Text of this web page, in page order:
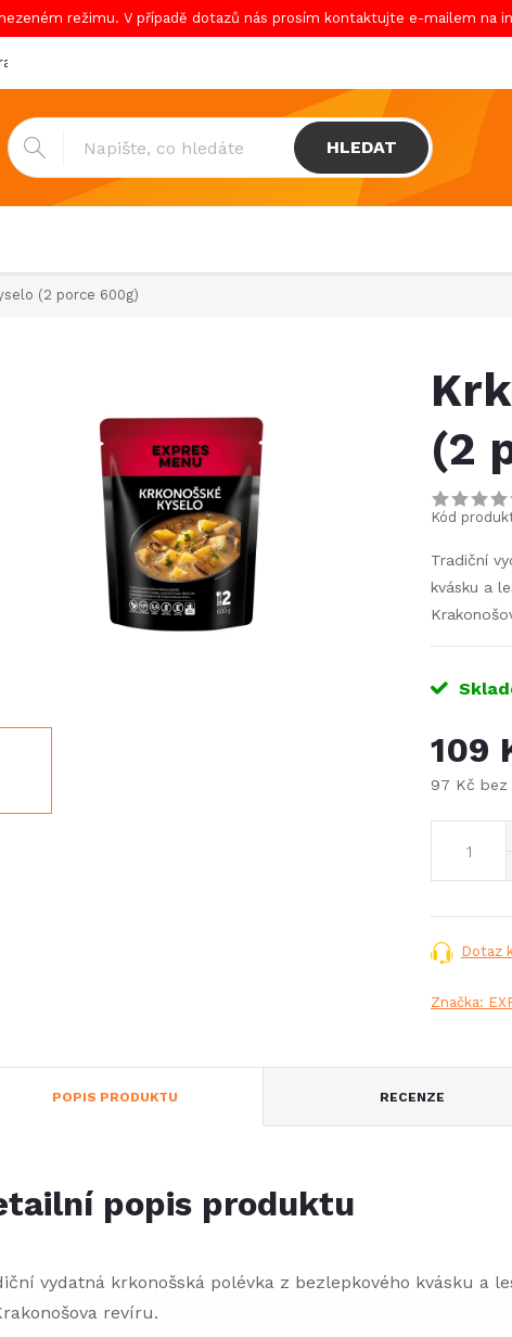
režimu. V případě dotazů nás prosím kontaktujte e-mailem na
& platba
HLEDAT
(2 porce 600g)
(2
Kód
Tradiční
kvásku a
109
97 Kč bez
Dotaz
Značka:
POPIS PRODUKTU RECENZE
popis produktu
vydatná krkonošská polévka z bezlepkového kvásku a
revíru.